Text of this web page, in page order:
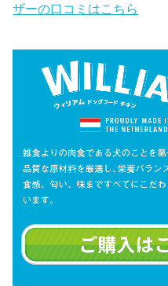
ザーの口コミはこちら